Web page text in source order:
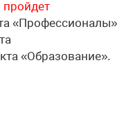
пройдет
«Профессионалы»
«Образование».